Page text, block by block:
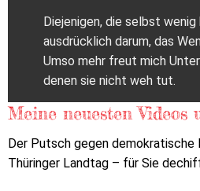
Diejenigen, die selbst
ausdrücklich darum, das
Umso mehr freut mich
denen sie nicht weh tut.
Meine neuesten Videos
Der Putsch gegen demokratische
Thüringer Landtag – für Sie